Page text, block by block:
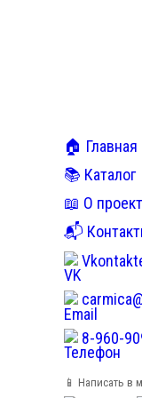
🏠 Главная
📚 Каталог
📖 О
📬
8-960-
📱 Написать в